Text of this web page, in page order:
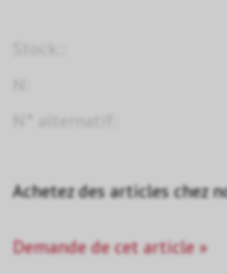
Achetez des articles chez
Demande de cet article »